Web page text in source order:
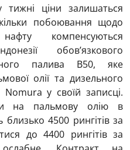
ціни залишаться
побоювання щодо
компенсуються
обов’язкового
палива B50, яке
олії та дизельного
у своїй записці.
на пальмову олію в
4500 рингітів за
до 4400 рингітів за